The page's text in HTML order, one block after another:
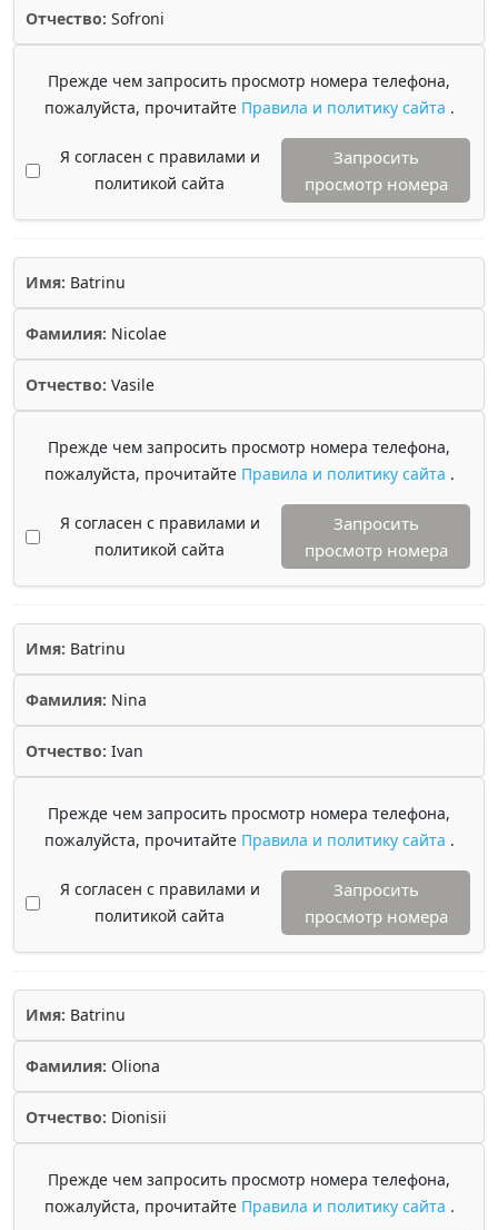
Отчество: Sofroni
Прежде чем запросить просмотр номера телефона,
пожалуйста, прочитайте Правила и политику сайта .
Я согласен с правилами и
политикой сайта
Запросить
просмотр номера
Имя: Batrinu
Фамилия: Nicolae
Отчество: Vasile
Прежде чем запросить просмотр номера телефона,
пожалуйста, прочитайте Правила и политику сайта .
Я согласен с правилами и
политикой сайта
Запросить
просмотр номера
Имя: Batrinu
Фамилия: Nina
Отчество: Ivan
Прежде чем запросить просмотр номера телефона,
пожалуйста, прочитайте Правила и политику сайта .
Я согласен с правилами и
политикой сайта
Запросить
просмотр номера
Имя: Batrinu
Фамилия: Oliona
Отчество: Dionisii
Прежде чем запросить просмотр номера телефона,
пожалуйста, прочитайте Правила и политику сайта .